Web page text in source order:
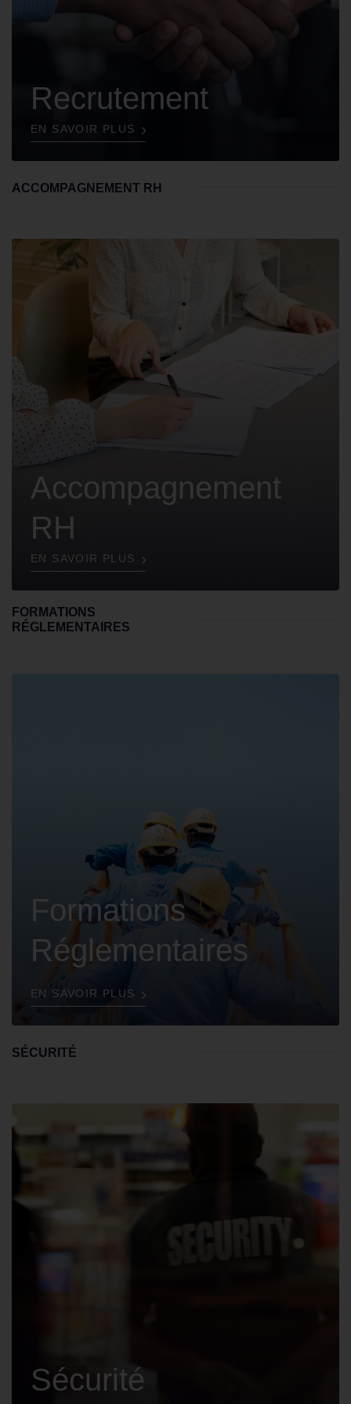
Recrutement
EN SAVOIR PLUS
ACCOMPAGNEMENT RH
Accompagnement
RH
EN SAVOIR PLUS
FORMATIONS
RÉGLEMENTAIRES
Formations
Réglementaires
EN SAVOIR PLUS
SÉCURITÉ
Sécurité